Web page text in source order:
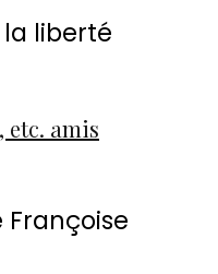
liberté
etc. amis
Françoise